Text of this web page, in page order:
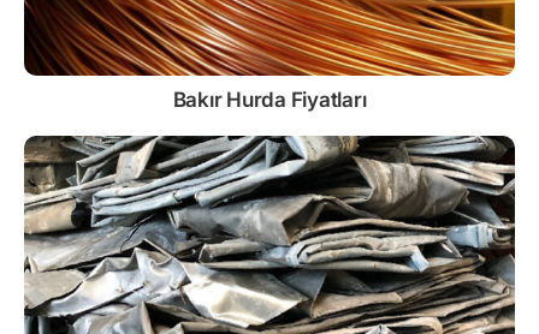
Bakır Hurda Fiyatları